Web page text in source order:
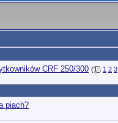
CRF 250/300 ( 1 2 3
piach?